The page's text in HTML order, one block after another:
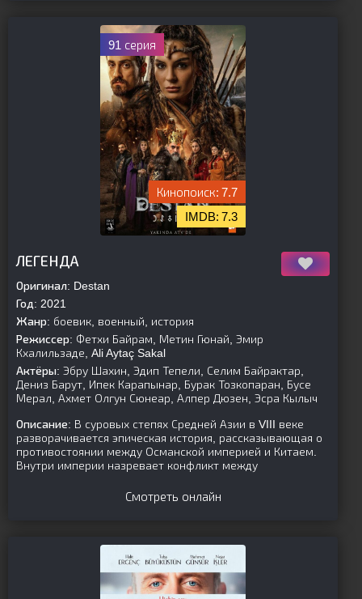
91 серия
7.7
7.3
ЛЕГЕНДА
Оригинал: Destan
Год: 2021
Жанр: боевик, военный, история
Режиссер: Фетхи Байрам, Метин Гюнай, Эмир
Кхалильзаде, Ali Aytaç Sakal
Актёры: Эбру Шахин, Эдип Тепели, Селим Байрактар,
Дениз Барут, Ипек Карапынар, Бурак Тозкопаран, Бусе
Мерал, Ахмет Олгун Сюнеар, Алпер Дюзен, Эсра Кылыч
Описание: В суровых степях Средней Азии в VIII веке
разворачивается эпическая история, рассказывающая о
противостоянии между Османской империей и Китаем.
Внутри империи назревает конфликт между
Смотреть онлайн